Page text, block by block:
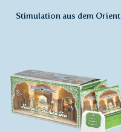
Stimulation aus dem Orient